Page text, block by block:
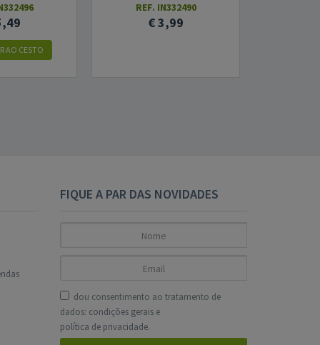
AO CESTO
REF. IN332490
€ 3,99
FIQUE A PAR DAS NOVIDADES
dou consentimento ao tratamento de
dados: condições geraise
política de privacidade.